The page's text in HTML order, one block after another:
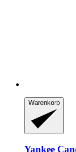
Warenkorb
Yankee